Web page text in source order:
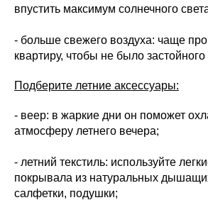
впустить максимум солнечного
- больше свежего воздуха: чаще
квартиру, чтобы не было застойного
Подберите летние аксессуары:
- веер: в жаркие дни он поможет
атмосферу летнего вечера;
- летний текстиль: используйте
покрывала из натуральных
салфетки, подушки;